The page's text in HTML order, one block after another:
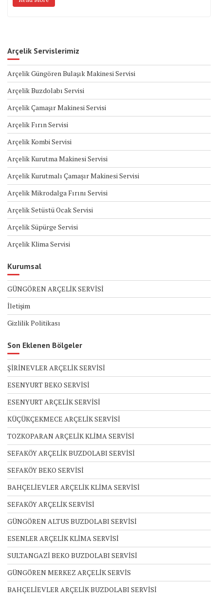
Arçelik Servislerimiz
Arçelik Güngören Bulaşık Makinesi Servisi
Arçelik Buzdolabı Servisi
Arçelik Çamaşır Makinesi Servisi
Arçelik Fırın Servisi
Arçelik Kombi Servisi
Arçelik Kurutma Makinesi Servisi
Arçelik Kurutmalı Çamaşır Makinesi Servisi
Arçelik Mikrodalga Fırını Servisi
Arçelik Setüstü Ocak Servisi
Arçelik Süpürge Servisi
Arçelik Klima Servisi
Kurumsal
GÜNGÖREN ARÇELİK SERVİSİ
İletişim
Gizlilik Politikası
Son Eklenen Bölgeler
ŞİRİNEVLER ARÇELİK SERVİSİ
ESENYURT BEKO SERVİSİ
ESENYURT ARÇELİK SERVİSİ
KÜÇÜKÇEKMECE ARÇELİK SERVİSİ
TOZKOPARAN ARÇELİK KLİMA SERVİSİ
SEFAKÖY ARÇELİK BUZDOLABI SERVİSİ
SEFAKÖY BEKO SERVİSİ
BAHÇELİEVLER ARÇELİK KLİMA SERVİSİ
SEFAKÖY ARÇELİK SERVİSİ
GÜNGÖREN ALTUS BUZDOLABI SERVİSİ
ESENLER ARÇELİK KLİMA SERVİSİ
SULTANGAZİ BEKO BUZDOLABI SERVİSİ
GÜNGÖREN MERKEZ ARÇELİK SERVİS
BAHÇELİEVLER ARÇELİK BUZDOLABI SERVİSİ